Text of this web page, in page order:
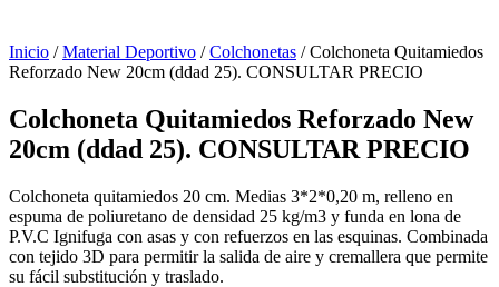
Inicio /Material Deportivo /Colchonetas / Colchoneta Quitamiedos
Reforzado New 20cm (ddad 25). CONSULTAR PRECIO
Colchoneta Quitamiedos Reforzado New
20cm (ddad 25). CONSULTAR PRECIO
Colchoneta quitamiedos 20 cm. Medias 3*2*0,20 m, relleno en
espuma de poliuretano de densidad 25 kg/m3 y funda en lona de
P.V.C Ignifuga con asas y con refuerzos en las esquinas. Combinada
con tejido 3D para permitir la salida de aire y cremallera que permite
su fácil substitución y traslado.